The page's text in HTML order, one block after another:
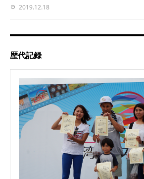
2019.12.18
歴代記録